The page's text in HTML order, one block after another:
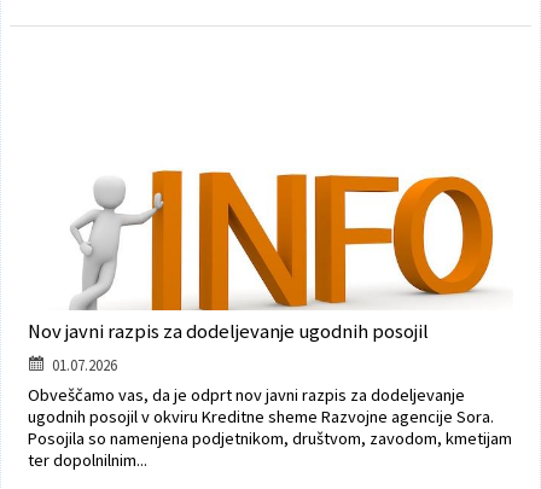
Nov javni razpis za dodeljevanje ugodnih posojil
01.07.2026
Obveščamo vas, da je odprt nov javni razpis za dodeljevanje
ugodnih posojil v okviru Kreditne sheme Razvojne agencije Sora.
Posojila so namenjena podjetnikom, društvom, zavodom, kmetijam
ter dopolnilnim...